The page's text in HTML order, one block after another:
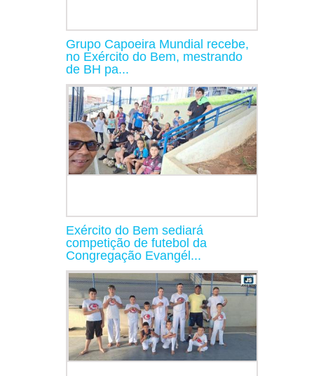
Grupo Capoeira Mundial recebe,
no Exército do Bem, mestrando
de BH pa...
Exército do Bem sediará
competição de futebol da
Congregação Evangél...